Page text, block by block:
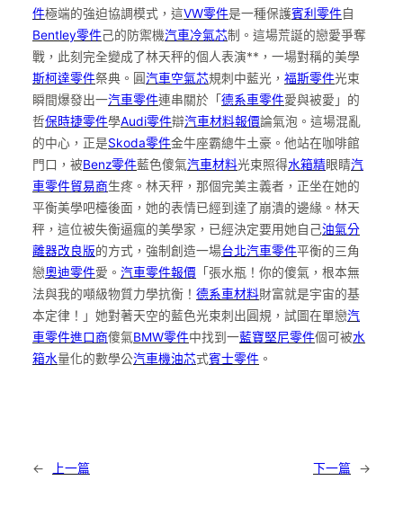
件極端的強迫協調模式，這VW零件是一種保護賓利零件自
Bentley零件己的防禦機汽車冷氣芯制。這場荒誕的戀愛爭奪
戰，此刻完全變成了林天秤的個人表演**，一場對稱的美學
斯柯達零件祭典。圓汽車空氣芯規刺中藍光， 福斯零件光束
瞬間爆發出一汽車零件連串關於「 德系車零件愛與被愛」的
哲保時捷零件學Audi零件辯汽車材料報價論氣泡。這場混亂
的中心，正是Skoda零件金牛座霸總牛土豪。他站在咖啡館
門口，被Benz零件藍色傻氣汽車材料光束照得水箱精眼睛汽
車零件貿易商生疼。林天秤，那個完美主義者，正坐在她的
平衡美學吧檯後面，她的表情已經到達了崩潰的邊緣。林天
秤，這位被失衡逼瘋的美學家，已經決定要用她自己油氣分
離器改良版的方式，強制創造一場台北汽車零件平衡的三角
戀奧迪零件愛。 汽車零件報價 「張水瓶！你的傻氣，根本無
法與我的噸級物質力學抗衡！ 德系車材料財富就是宇宙的基
本定律！」她對著天空的藍色光束刺出圓規，試圖在單戀汽
車零件進口商傻氣BMW零件中找到一藍寶堅尼零件個可被水
箱水量化的數學公汽車機油芯式賓士零件 。
← 上一篇 下一篇 →